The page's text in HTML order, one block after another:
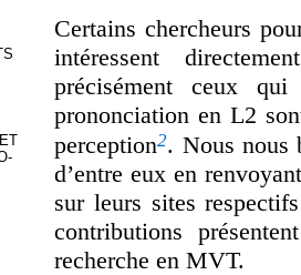
Certains chercheurs
intéressent
précisément ceux
prononciation en L2
perception2. Nous nous
d’entre eux en
sur leurs sites
contributions
recherche en MVT.